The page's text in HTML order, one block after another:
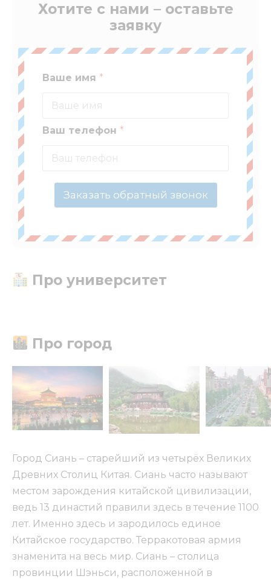
Хотите с нами – оставьте
заявку
Ваше имя *
Ваш телефон *
Заказать обратный звонок
Про университет
Про город
Город Сиань – старейший из четырёх Великих
Древних Столиц Китая. Сиань часто называют
местом зарождения китайской цивилизации,
ведь 13 династий правили здесь в течение 1100
лет. Именно здесь и зародилось единое
Китайское государство. Терракотовая армия
знаменита на весь мир. Сиань – столица
провинции Шэньси, расположенной в